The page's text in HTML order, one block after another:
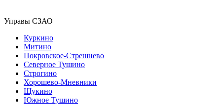
Управы СЗАО
Куркино
Митино
Покровское-Стрешнево
Северное Тушино
Строгино
Хорошево-Мневники
Щукино
Южное Тушино